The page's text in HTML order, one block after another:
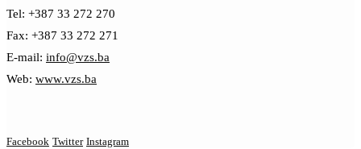
Tel: +387 33 272 270
Fax: +387 33 272 271
E-mail: info@vzs.ba
Web: www.vzs.ba
Facebook Twitter Instagram